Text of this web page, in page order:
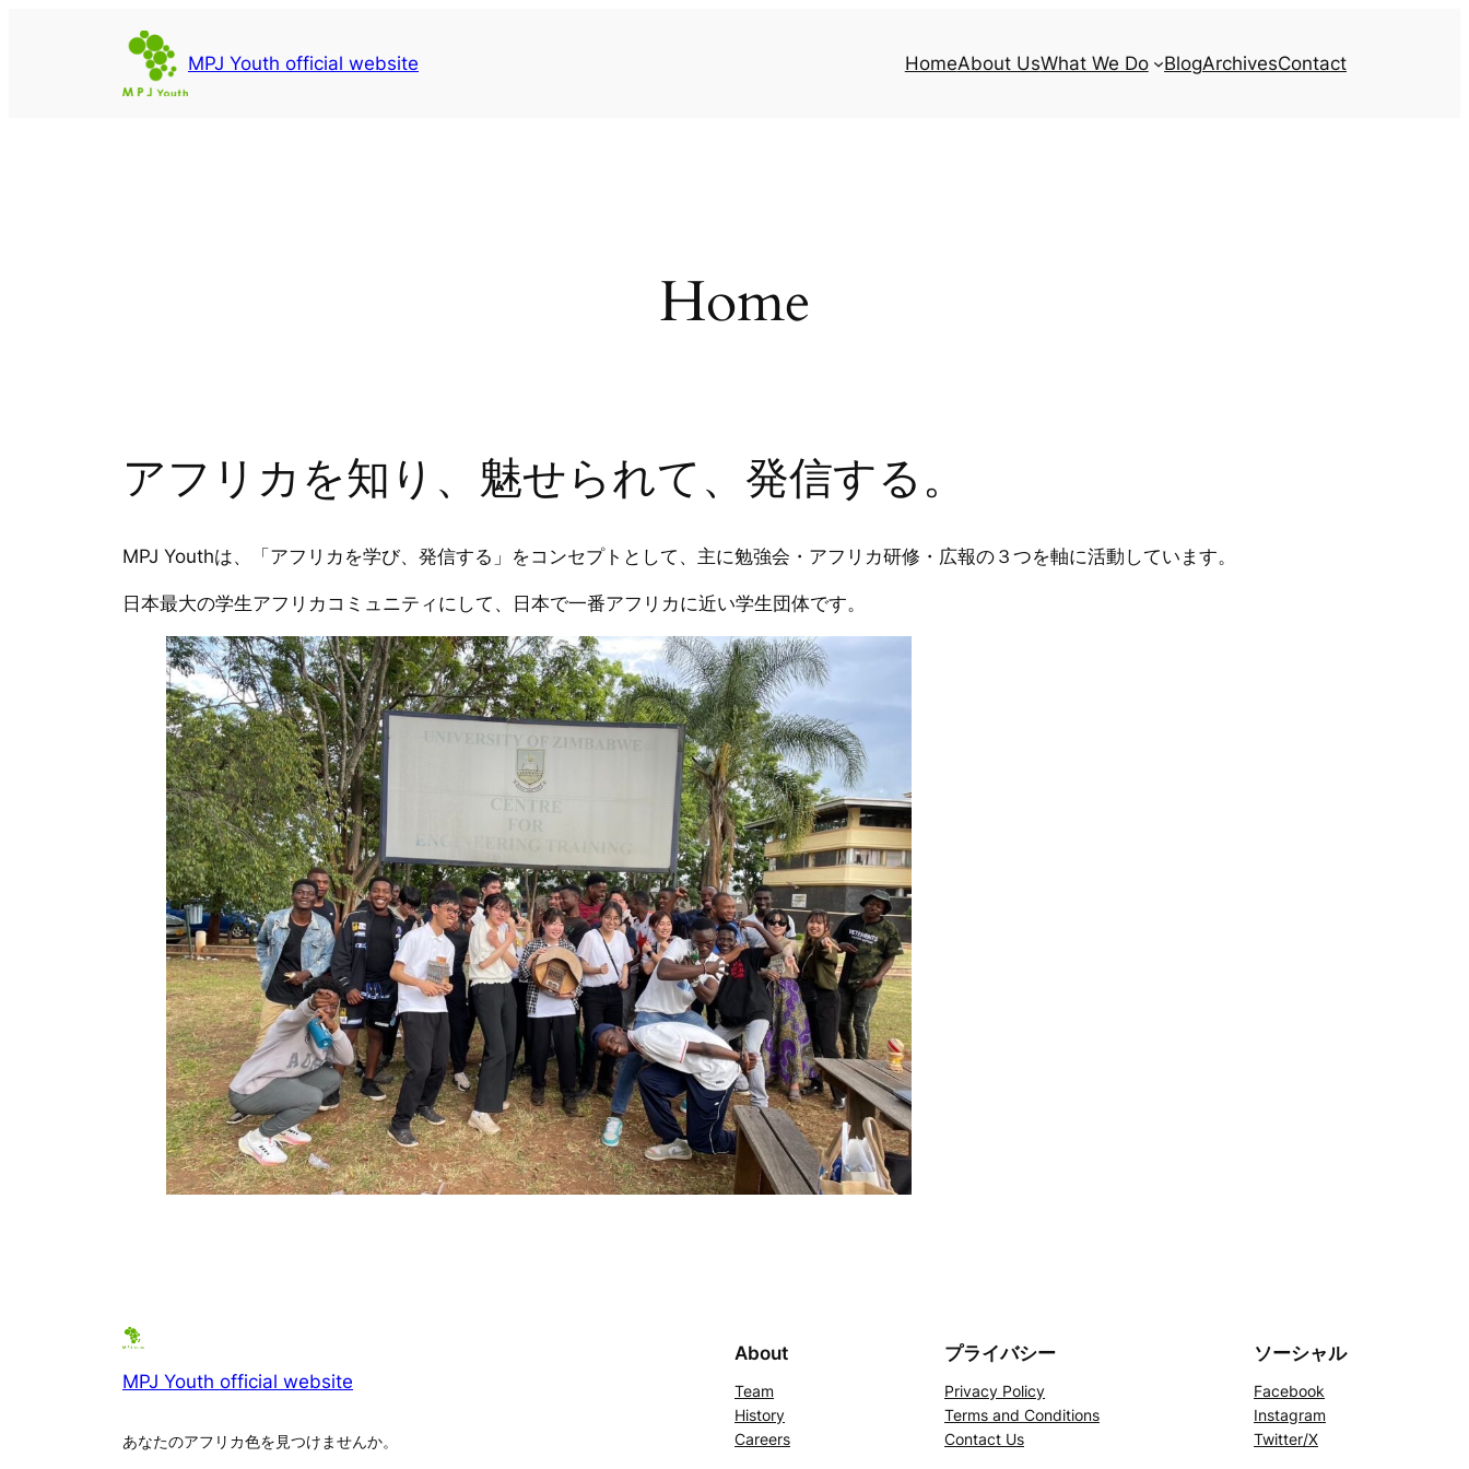
MPJ Youth official website HomeAbout UsWhat We Do BlogArchivesContact
Home
アフリカを知り、魅せられて、発信する。
MPJ Youthは、「アフリカを学び、発信する」をコンセプトとして、主に勉強会・アフリカ研修・広報の３つを軸に活動しています。
日本最大の学生アフリカコミュニティにして、日本で一番アフリカに近い学生団体です。
MPJ Youth official website
あなたのアフリカ色を見つけませんか。
About
Team
History
Careers
プライバシー
Privacy Policy
Terms and Conditions
Contact Us
ソーシャル
Facebook
Instagram
Twitter/X